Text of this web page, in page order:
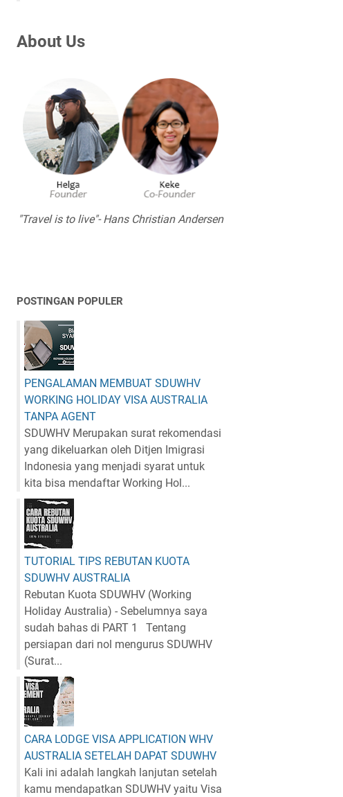
About Us
"Travel is to live"- Hans Christian Andersen
POSTINGAN POPULER
PENGALAMAN MEMBUAT SDUWHV
WORKING HOLIDAY VISA AUSTRALIA
TANPA AGENT
SDUWHV Merupakan surat rekomendasi
yang dikeluarkan oleh Ditjen Imigrasi
Indonesia yang menjadi syarat untuk
kita bisa mendaftar Working Hol...
TUTORIAL TIPS REBUTAN KUOTA
SDUWHV AUSTRALIA
Rebutan Kuota SDUWHV (Working
Holiday Australia) - Sebelumnya saya
sudah bahas di PART 1 Tentang
persiapan dari nol mengurus SDUWHV
(Surat...
CARA LODGE VISA APPLICATION WHV
AUSTRALIA SETELAH DAPAT SDUWHV
Kali ini adalah langkah lanjutan setelah
kamu mendapatkan SDUWHV yaitu Visa